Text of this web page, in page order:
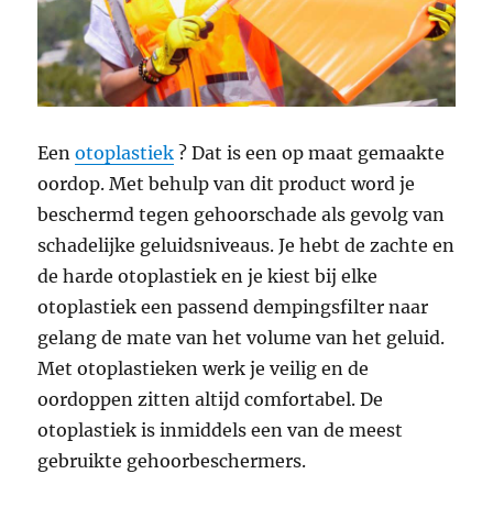
Eenotoplastiek ? Dat is een op maat gemaakte
oordop. Met behulp van dit product word je
beschermd tegen gehoorschade als gevolg van
schadelijke geluidsniveaus. Je hebt de zachte en
de harde otoplastiek en je kiest bij elke
otoplastiek een passend dempingsfilter naar
gelang de mate van het volume van het geluid.
Met otoplastieken werk je veilig en de
oordoppen zitten altijd comfortabel. De
otoplastiek is inmiddels een van de meest
gebruikte gehoorbeschermers.